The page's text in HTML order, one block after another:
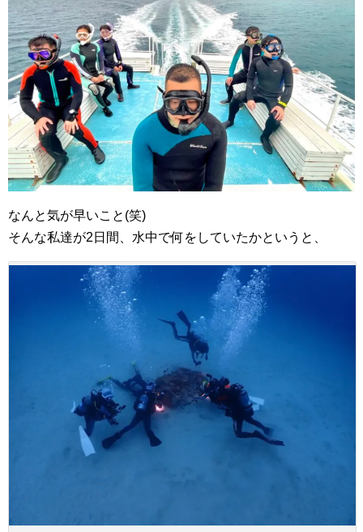
なんと気が早いこと(笑)
そんな私達が2日間、水中で何をしていたかというと、